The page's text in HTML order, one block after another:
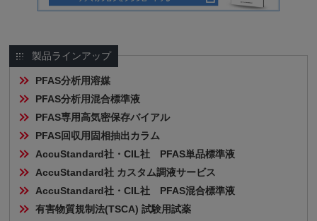
製品ラインアップ
PFAS分析用溶媒
PFAS分析用混合標準液
PFAS専用高気密保存バイアル
PFAS回収用固相抽出カラム
AccuStandard社・CIL社　PFAS単品標準液
AccuStandard社 カスタム調液サービス
AccuStandard社・CIL社　PFAS混合標準液
有害物質規制法(TSCA) 試験用試薬